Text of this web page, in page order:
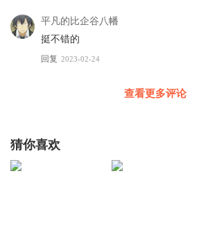
平凡的比企谷八幡
挺不错的
回复 2023-02-24
查看更多评论
猜你喜欢